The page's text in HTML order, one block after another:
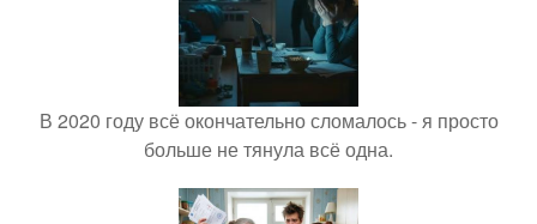
В 2020 году всё окончательно сломалось - я просто
больше не тянула всё одна.